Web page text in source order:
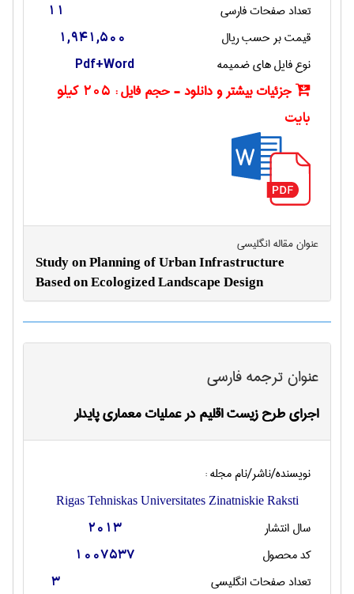
تعداد صفحات فارسی 11
قیمت بر حسب ریال 1,941,500
نوع فایل های ضمیمه Pdf+Word
جزئیات بیشتر و دانلود - حجم فایل :
205 کیلو
بایت
عنوان مقاله انگليسی
Study on Planning of Urban Infrastructure
Based on Ecologized Landscape Design
عنوان ترجمه فارسی
اجرای طرح زیست اقلیم در عملیات معماری پایدار
نویسنده/ناشر/نام مجله :
Rigas Tehniskas Universitates Zinatniskie Raksti
سال انتشار 2013
کد محصول 1007537
تعداد صفحات انگليسی 3